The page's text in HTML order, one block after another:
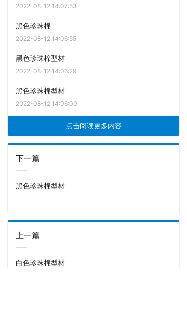
2022-08-12 14:07:53
黑色珍珠棉
2022-08-12 14:06:55
黑色珍珠棉型材
2022-08-12 14:06:29
黑色珍珠棉型材
2022-08-12 14:06:00
点击阅读更多内容
下一篇
黑色珍珠棉型材
上一篇
白色珍珠棉型材